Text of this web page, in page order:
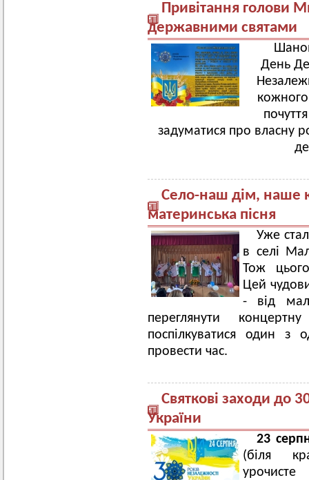
Привітання голови
державними святами
День
кожного
задуматися про власну
Село-наш дім, наше
материнська пісня
Уже
в селі
Тож
Цей
- від
переглянути
поспілкуватися один з
провести час.
Святкові заходи до
України
23
(біля